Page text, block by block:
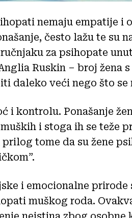
nemaju empatije i
često lažu te su
za psihopate
Ruskin – broj žena
daleko veći nego što se
i kontrolu. Ponašanje
i stoga ih se teže
tome da su žene
i emocionalne
muškog roda.